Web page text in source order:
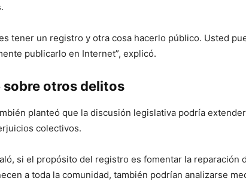
tener un registro y otra cosa hacerlo público. Usted
publicarlo en Internet”, explicó.
sobre otros delitos
planteó que la discusión legislativa podría
colectivos.
si el propósito del registro es fomentar la reparación
a toda la comunidad, también podrían analizarse